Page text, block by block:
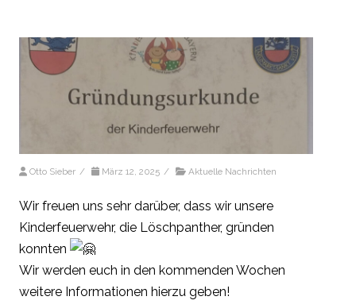
Otto Sieber / März 12, 2025 / Aktuelle Nachrichten
Wir freuen uns sehr darüber, dass wir unsere
Kinderfeuerwehr, die Löschpanther, gründen
konnten
Wir werden euch in den kommenden Wochen
weitere Informationen hierzu geben!